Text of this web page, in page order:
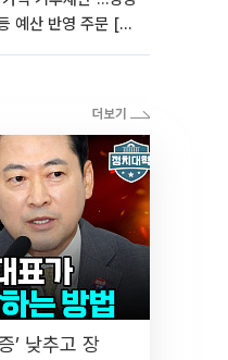
예산 반영 주문 [종
’ 낮추고 장